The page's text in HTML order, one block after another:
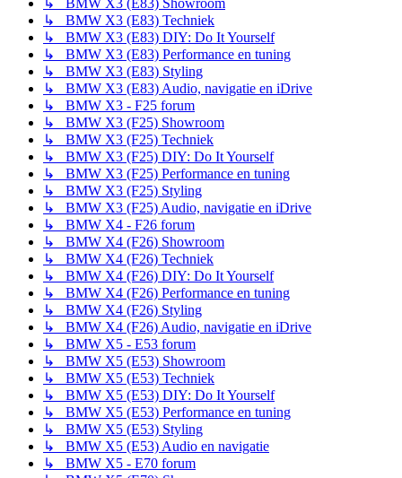
↳ BMW X3 (E83) Showroom
↳ BMW X3 (E83) Techniek
↳ BMW X3 (E83) DIY: Do It Yourself
↳ BMW X3 (E83) Performance en tuning
↳ BMW X3 (E83) Styling
↳ BMW X3 (E83) Audio, navigatie en iDrive
↳ BMW X3 - F25 forum
↳ BMW X3 (F25) Showroom
↳ BMW X3 (F25) Techniek
↳ BMW X3 (F25) DIY: Do It Yourself
↳ BMW X3 (F25) Performance en tuning
↳ BMW X3 (F25) Styling
↳ BMW X3 (F25) Audio, navigatie en iDrive
↳ BMW X4 - F26 forum
↳ BMW X4 (F26) Showroom
↳ BMW X4 (F26) Techniek
↳ BMW X4 (F26) DIY: Do It Yourself
↳ BMW X4 (F26) Performance en tuning
↳ BMW X4 (F26) Styling
↳ BMW X4 (F26) Audio, navigatie en iDrive
↳ BMW X5 - E53 forum
↳ BMW X5 (E53) Showroom
↳ BMW X5 (E53) Techniek
↳ BMW X5 (E53) DIY: Do It Yourself
↳ BMW X5 (E53) Performance en tuning
↳ BMW X5 (E53) Styling
↳ BMW X5 (E53) Audio en navigatie
↳ BMW X5 - E70 forum